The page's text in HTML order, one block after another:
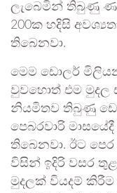
ලැබෙමින් තිබුණු
200ක හදිසි
තිබෙනවා.
මෙම ඩොලර්
වුවහොත් එම මුදල
නියමිතව තිබුණු
පෙබරවාරි
තිබෙනවා. ඊට පෙර
විසින් ඉදිරි වසර
මුදලක් වියදම් කිරීම